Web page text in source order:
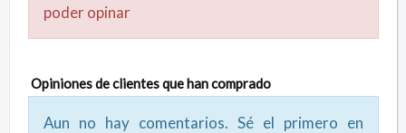
poder opinar
Opiniones de clientes que han comprado
Aun no hay comentarios. Sé el primero en